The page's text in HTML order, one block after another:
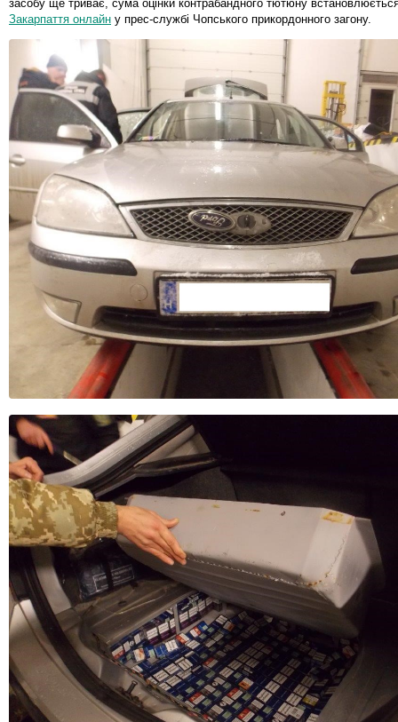
засобу ще триває, сума оцінки контрабандного тютюну
Закарпаття онлайн у прес-службі Чопського прикордонного загону.